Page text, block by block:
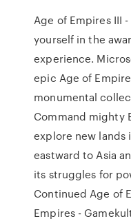
Age of Empires III
yourself in the
experience.
epic Age of
monumental
Command mighty
explore new lands
eastward to Asia
its struggles for
Continued Age of
Empires -